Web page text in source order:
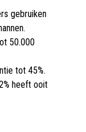
gebruiken
50.000
tot 45%.
heeft ooit